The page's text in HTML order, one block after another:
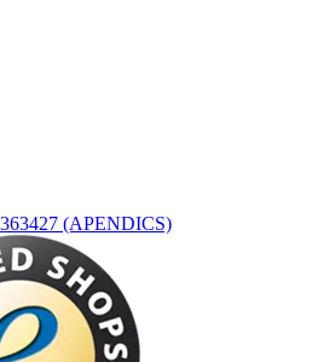
(APENDICS)